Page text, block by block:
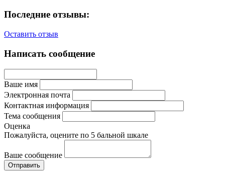
Последние отзывы:
Оставить отзыв
Написать сообщение
Ваше имя
Электронная почта
Контактная информация
Тема сообщения
Оценка
Пожалуйста, оцените по 5 бальной шкале
Ваше сообщение